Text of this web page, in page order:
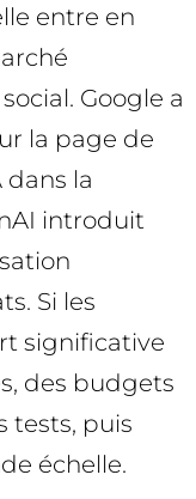
entre en
Google a
la page de
dans la
introduit
Si les
significative
des budgets
tests, puis
échelle.